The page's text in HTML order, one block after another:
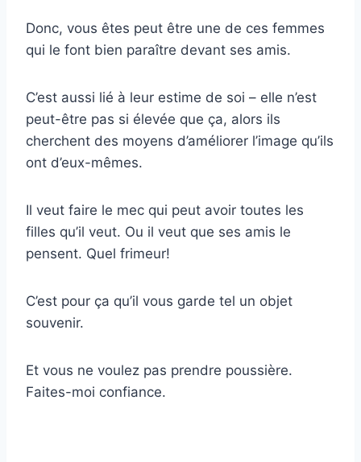
Donc, vous êtes peut être une de ces femmes
qui le font bien paraître devant ses amis.
C’est aussi lié à leur estime de soi – elle n’est
peut-être pas si élevée que ça, alors ils
cherchent des moyens d’améliorer l’image qu’ils
ont d’eux-mêmes.
Il veut faire le mec qui peut avoir toutes les
filles qu’il veut. Ou il veut que ses amis le
pensent. Quel frimeur!
C’est pour ça qu’il vous garde tel un objet
souvenir.
Et vous ne voulez pas prendre poussière.
Faites-moi confiance.